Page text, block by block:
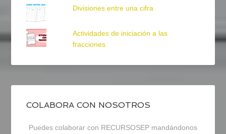
Divisiones entre una cifra
Actividades de iniciación a las
fracciones
COLABORA CON NOSOTROS
Puedes colaborar con RECURSOSEP mandándonos